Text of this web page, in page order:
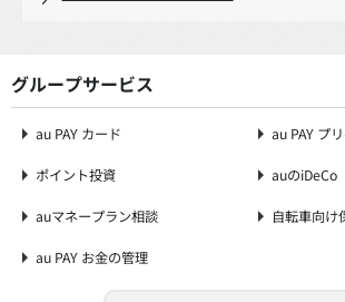
グループサービス
au PAY カード au PAY プ
ポイント投資 auのiDeCo
auマネープラン相談 自転車向け
au PAY お金の管理